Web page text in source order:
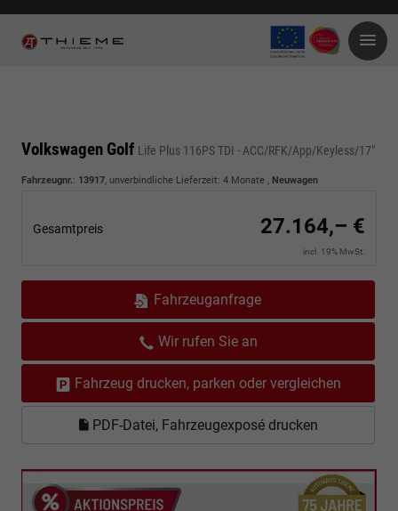
Volkswagen Golf Life Plus 116PS TDI - ACC/RFK/App/Keyless/17"
Fahrzeugnr.: 13917, unverbindliche Lieferzeit: 4 Monate , Neuwagen
Gesamtpreis 27.164,– €
incl. 19% MwSt.
Fahrzeuganfrage
Wir rufen Sie an
Fahrzeug drucken, parken oder vergleichen
PDF-Datei, Fahrzeugexposé drucken